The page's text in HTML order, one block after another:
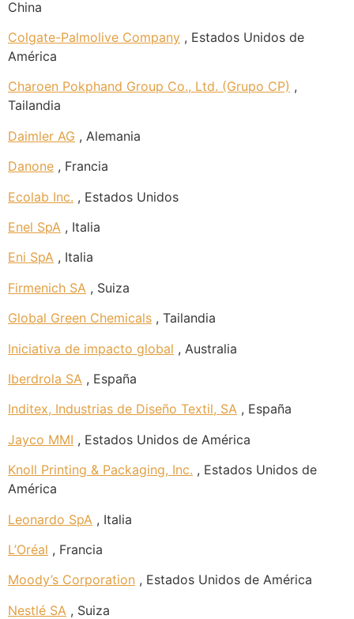
China
Colgate-Palmolive Company , Estados Unidos de
América
Charoen Pokphand Group Co., Ltd. (Grupo CP) ,
Tailandia
Daimler AG , Alemania
Danone , Francia
Ecolab Inc. , Estados Unidos
Enel SpA , Italia
Eni SpA , Italia
Firmenich SA , Suiza
Global Green Chemicals , Tailandia
Iniciativa de impacto global , Australia
Iberdrola SA , España
Inditex, Industrias de Diseño Textil, SA , España
Jayco MMI , Estados Unidos de América
Knoll Printing & Packaging, Inc. , Estados Unidos de
América
Leonardo SpA , Italia
L’Oréal , Francia
Moody’s Corporation , Estados Unidos de América
Nestlé SA , Suiza